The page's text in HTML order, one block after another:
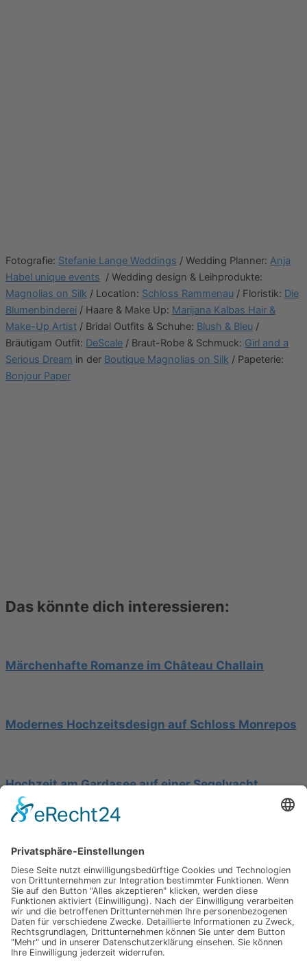
Fotografie: Stefanie Lange Weddings / Wedding Planner: Anja
Habel unique events / Wedding design & Leihprodukte:
Magnolias on Silk / Location: Schloss Rammenau / Floristik: Die
Blumenbinderei / Haare & Make Up: Marijana Kalbas Hair &
Make-Up Artist / Bridal Outfits & Schuhe: Blush & Bleu /
Bräutigam Outfit: DeScale / Braut-Robe & Schmuck: Girl and a
Serious Dream in der Boutique Magnolias on Silk / Papeterie:
Bonjour Paper
Das könnte dich interessieren:
Märchenhafte Romanze im Château Challain
Modernes Hochzeitsdesign auf Schloss Monrepos
Hochzeit am Gardasee auf einer Segelyacht
Impressum
Werbung
About
Einsendung
AGB
Datenschutzerklärung
Impressum